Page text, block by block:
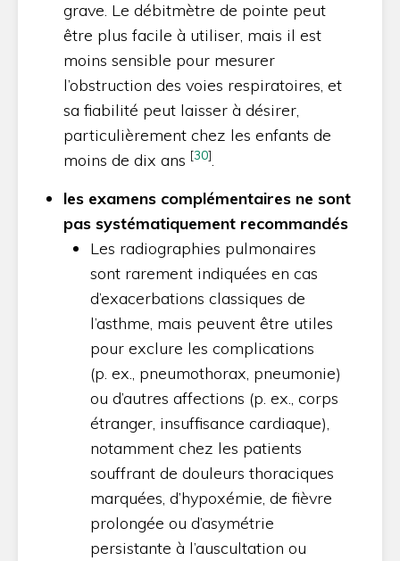
grave. Le débitmètre de pointe peut
être plus facile à utiliser, mais il est
moins sensible pour mesurer
l’obstruction des voies respiratoires, et
sa fiabilité peut laisser à désirer,
particulièrement chez les enfants de
moins de dix ans [30].
les examens complémentaires ne sont
pas systématiquement recommandés
Les radiographies pulmonaires
sont rarement indiquées en cas
d’exacerbations classiques de
l’asthme, mais peuvent être utiles
pour exclure les complications
(p. ex., pneumothorax, pneumonie)
ou d’autres affections (p. ex., corps
étranger, insuffisance cardiaque),
notamment chez les patients
souffrant de douleurs thoraciques
marquées, d’hypoxémie, de fièvre
prolongée ou d’asymétrie
persistante à l’auscultation ou